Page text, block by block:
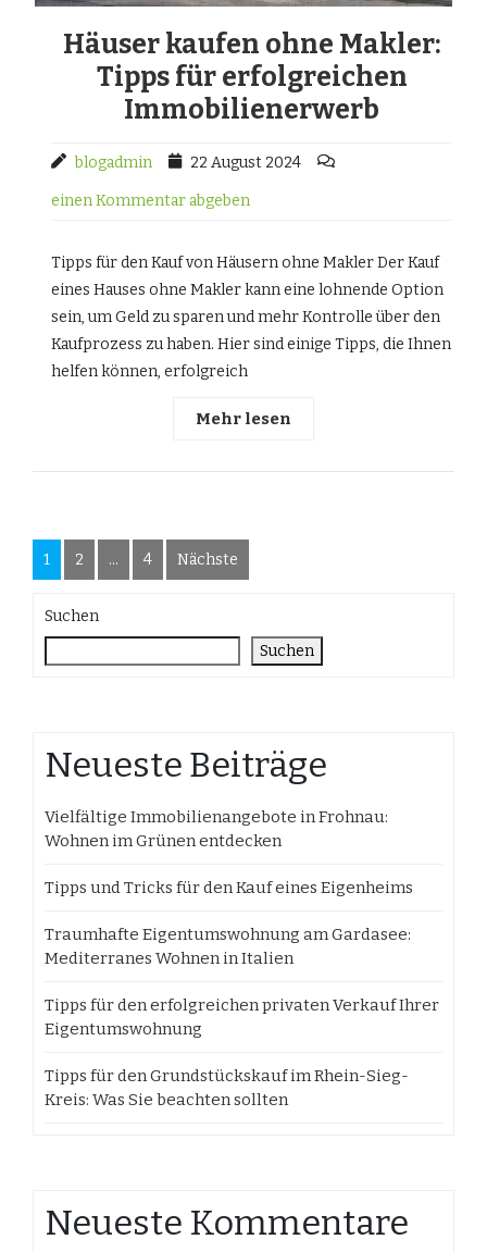
Häuser kaufen ohne Makler:
Tipps für erfolgreichen
Immobilienerwerb
blogadmin 22 August 2024
einen Kommentar abgeben
Tipps für den Kauf von Häusern ohne Makler Der Kauf
eines Hauses ohne Makler kann eine lohnende Option
sein, um Geld zu sparen und mehr Kontrolle über den
Kaufprozess zu haben. Hier sind einige Tipps, die Ihnen
helfen können, erfolgreich
Mehr lesen
Seitennummerierung
der
Beiträge
1 2 … 4 Nächste
Suchen
Suchen
Neueste Beiträge
Vielfältige Immobilienangebote in Frohnau:
Wohnen im Grünen entdecken
Tipps und Tricks für den Kauf eines Eigenheims
Traumhafte Eigentumswohnung am Gardasee:
Mediterranes Wohnen in Italien
Tipps für den erfolgreichen privaten Verkauf Ihrer
Eigentumswohnung
Tipps für den Grundstückskauf im Rhein-Sieg-
Kreis: Was Sie beachten sollten
Neueste Kommentare